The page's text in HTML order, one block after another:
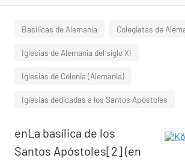
Basílicas de Alemania Colegiatas de
Iglesias de Alemania del siglo XI
Iglesias de Colonia (Alemania)
Iglesias dedicadas a los Santos Apóstoles
enLa basílica de los
Santos Apóstoles[2]​ (en